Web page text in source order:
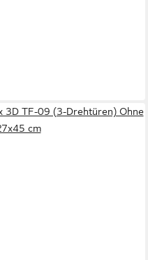
3D TF-09 (3-Drehtüren) Ohne
cm